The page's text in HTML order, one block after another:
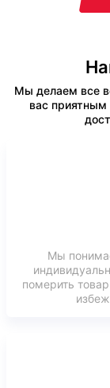
Мы делаем все
вас
Мы
померить